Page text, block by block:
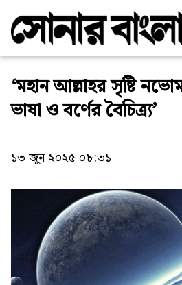
‘মহান আল্লাহর সৃষ্টি
ভাষা ও বর্ণের বৈচিত্র্য’
১৩ জুন ২০২৫ ০৮:৩১